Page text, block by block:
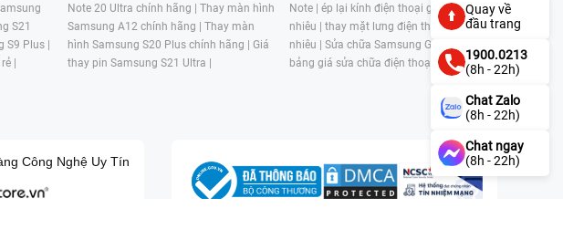
S21
S9 Plus |
|
Note 20 Ultra chính hãng | Thay màn hình
Samsung A12 chính hãng | Thay màn
hình Samsung S20 Plus chính hãng | Giá
thay pin Samsung S21 Ultra |
Note | ép lại kính điện thoại giá bao
nhiêu | thay mặt lưng điện thoại giá bao
nhiêu | Sửa chữa Samsung Galaxy S |
bảng giá sửa chữa điện thoại samsung |
Công Nghệ Uy Tín
Quay về
đầu trang
1900.0213
(8h - 22h)
Chat Zalo
(8h - 22h)
Chat ngay
(8h - 22h)